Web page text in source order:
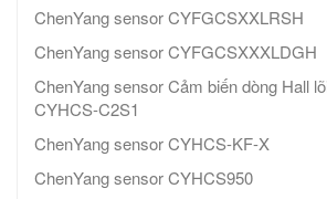
ChenYang sensor CYFGCSXXLRSH
ChenYang sensor CYFGCSXXXLDGH
ChenYang sensor Cảm biến dòng Hall
CYHCS-C2S1
ChenYang sensor CYHCS-KF-X
ChenYang sensor CYHCS950